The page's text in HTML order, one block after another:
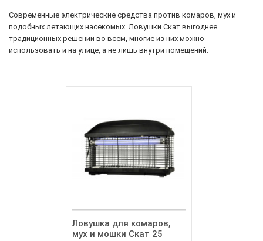
Современные электрические средства против комаров, мух и
подобных летающих насекомых. Ловушки Скат выгоднее
традиционных решений во всем, многие из них можно
использовать и на улице, а не лишь внутри помещений.
Ловушка для комаров,
мух и мошки Скат 25